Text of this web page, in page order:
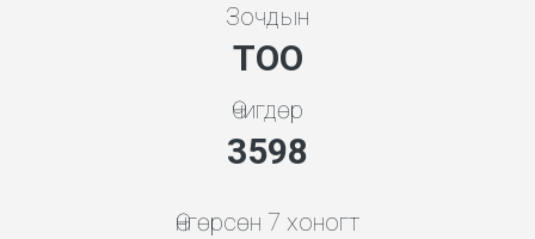
Зочдын
ТОО
Өчигдөр
3998
Өнгөрсөн 7 хоногт